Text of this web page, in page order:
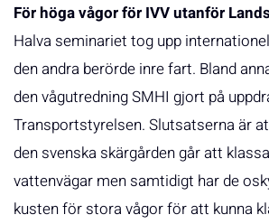
För höga vågor för IVV utanför
Halva seminariet tog upp
den andra berörde inre fart. Bland
den vågutredning SMHI gjort på
Transportstyrelsen. Slutsatserna är
den svenska skärgården går att
vattenvägar men samtidigt har de
kusten för stora vågor för att kunna